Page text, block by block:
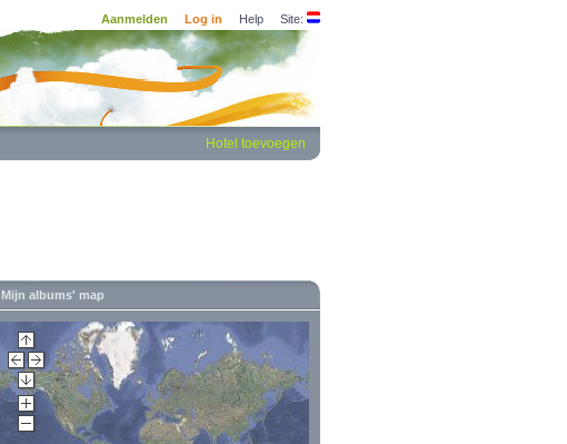
Aanmelden Log in Help Site:
Hotel toevoegen
Mijn albums' map